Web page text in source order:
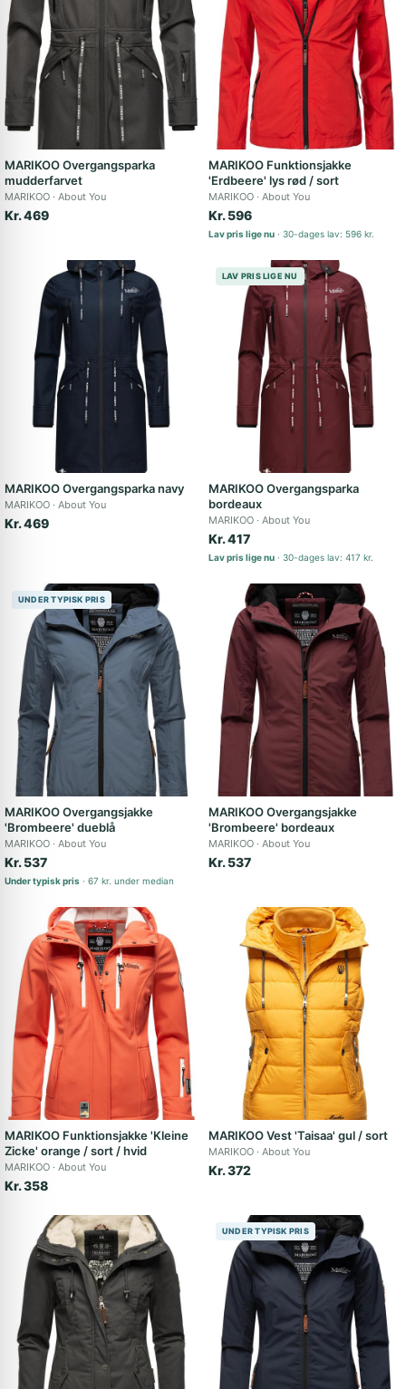
MARIKOO Overgangsparka
mudderfarvet
MARIKOO About You
Kr. 469
MARIKOO Funktionsjakke
'Erdbeere' lys rød / sort
MARIKOO About You
Kr. 596
Lav pris lige nu 30-dages lav: 596 kr.
MARIKOO Overgangsparka navy
MARIKOO About You
Kr. 469
LAV PRIS LIGE NU
MARIKOO Overgangsparka
bordeaux
MARIKOO About You
Kr. 417
Lav pris lige nu 30-dages lav: 417 kr.
UNDER TYPISK PRIS
MARIKOO Overgangsjakke
'Brombeere' dueblå
MARIKOO About You
Kr. 537
Under typisk pris 67 kr. under median
MARIKOO Overgangsjakke
'Brombeere' bordeaux
MARIKOO About You
Kr. 537
MARIKOO Funktionsjakke 'Kleine
Zicke' orange / sort / hvid
MARIKOO About You
Kr. 358
MARIKOO Vest 'Taisaa' gul / sort
MARIKOO About You
Kr. 372
UNDER TYPISK PRIS